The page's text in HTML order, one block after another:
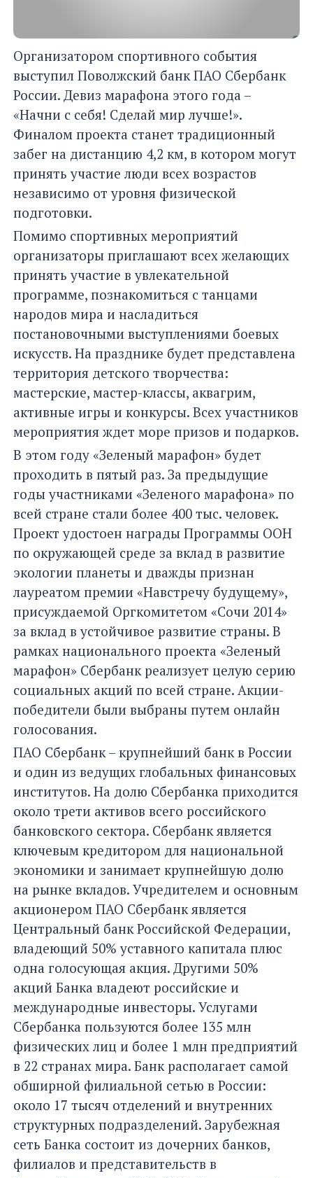
Организатором спортивного события
выступил Поволжский банк ПАО Сбербанк
России. Девиз марафона этого года –
«Начни с себя! Сделай мир лучше!».
Финалом проекта станет традиционный
забег на дистанцию 4,2 км, в котором могут
принять участие люди всех возрастов
независимо от уровня физической
подготовки.
Помимо спортивных мероприятий
организаторы приглашают всех желающих
принять участие в увлекательной
программе, познакомиться с танцами
народов мира и насладиться
постановочными выступлениями боевых
искусств. На празднике будет представлена
территория детского творчества:
мастерские, мастер-классы, аквагрим,
активные игры и конкурсы. Всех участников
мероприятия ждет море призов и подарков.
В этом году «Зеленый марафон» будет
проходить в пятый раз. За предыдущие
годы участниками «Зеленого марафона» по
всей стране стали более 400 тыс. человек.
Проект удостоен награды Программы ООН
по окружающей среде за вклад в развитие
экологии планеты и дважды признан
лауреатом премии «Навстречу будущему»,
присуждаемой Оргкомитетом «Сочи 2014»
за вклад в устойчивое развитие страны. В
рамках национального проекта «Зеленый
марафон» Сбербанк реализует целую серию
социальных акций по всей стране. Акции-
победители были выбраны путем онлайн
голосования.
ПАО Сбербанк – крупнейший банк в России
и один из ведущих глобальных финансовых
институтов. На долю Сбербанка приходится
около трети активов всего российского
банковского сектора. Сбербанк является
ключевым кредитором для национальной
экономики и занимает крупнейшую долю
на рынке вкладов. Учредителем и основным
акционером ПАО Сбербанк является
Центральный банк Российской Федерации,
владеющий 50% уставного капитала плюс
одна голосующая акция. Другими 50%
акций Банка владеют российские и
международные инвесторы. Услугами
Сбербанка пользуются более 135 млн
физических лиц и более 1 млн предприятий
в 22 странах мира. Банк располагает самой
обширной филиальной сетью в России:
около 17 тысяч отделений и внутренних
структурных подразделений. Зарубежная
сеть Банка состоит из дочерних банков,
филиалов и представительств в